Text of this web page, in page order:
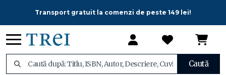
Transport gratuit la comenzi de peste 149 lei!
Caută